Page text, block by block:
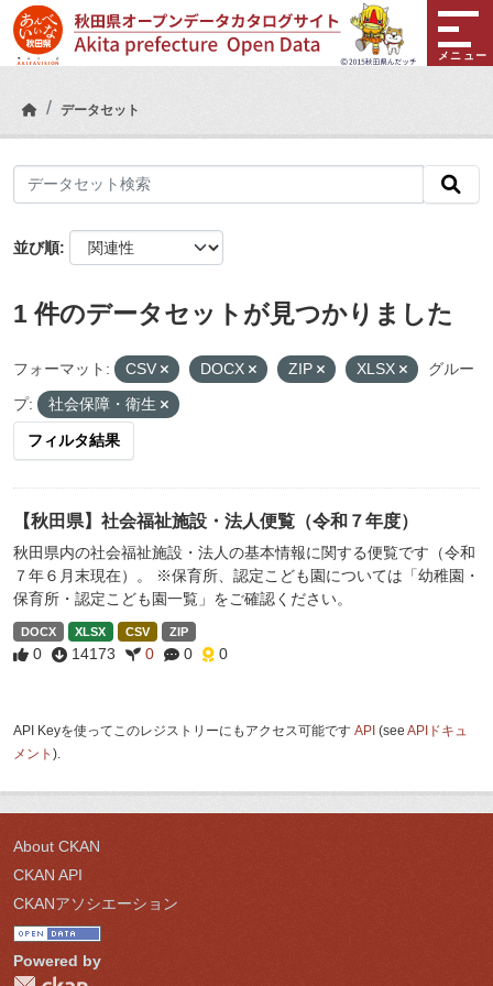
Skip to main content
メニュー
データセット
並び順
1 件のデータセットが見つかりました
フォーマット: CSV DOCX ZIP XLSX
グルー
プ:
社会保障・衛生
フィルタ結果
【秋田県】社会福祉施設・法人便覧（令和７年度）
秋田県内の社会福祉施設・法人の基本情報に関する便覧です（令和
７年６月末現在）。 ※保育所、認定こども園については「幼稚園・
保育所・認定こども園一覧」をご確認ください。
DOCX XLSX CSV ZIP
0 14173 0 0 0
API Keyを使ってこのレジストリーにもアクセス可能です API (see APIドキュ
メント ).
About CKAN
CKAN API
CKANアソシエーション
Powered by